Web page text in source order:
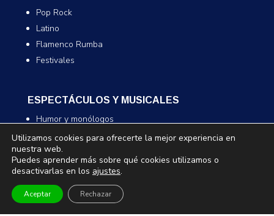
Pop Rock
Latino
Flamenco Rumba
Festivales
ESPECTÁCULOS Y MUSICALES
Humor y monólogos
Musicales
Infantil y familiar
Magia
Utilizamos cookies para ofrecerte la mejor experiencia en
nuestra web.
Puedes aprender más sobre qué cookies utilizamos o
desactivarlas en los ajustes.
Aceptar Rechazar